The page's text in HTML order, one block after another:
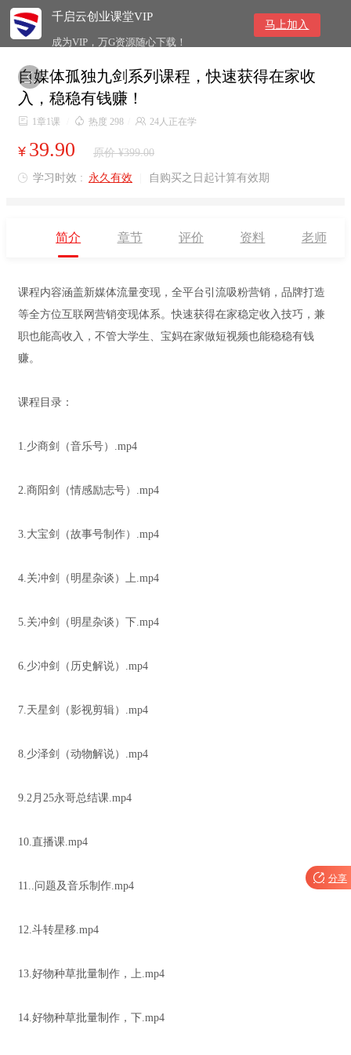
千启云创业课堂VIP
成为VIP，万G资源随心下载！
马上加入

自媒体孤独九剑系列课程，快速获得在家收
入，稳稳有钱赚！
 1章1课  热度 298  24人正在学
¥ 39.90 原价 ¥399.00
 学习时效 : 永久有效 自购买之日起计算有效期
简介 章节 评价 资料 老师
课程内容涵盖新媒体流量变现，全平台引流吸粉营销，品牌打造
等全方位互联网营销变现体系。快速获得在家稳定收入技巧，兼
职也能高收入，不管大学生、宝妈在家做短视频也能稳稳有钱
赚。
课程目录：
1.少商剑（音乐号）.mp4
2.商阳剑（情感励志号）.mp4
3.大宝剑（故事号制作）.mp4
4.关冲剑（明星杂谈）上.mp4
5.关冲剑（明星杂谈）下.mp4
6.少冲剑（历史解说）.mp4
7.天星剑（影视剪辑）.mp4
8.少泽剑（动物解说）.mp4
9.2月25永哥总结课.mp4
10.直播课.mp4
11..问题及音乐制作.mp4
12.斗转星移.mp4
13.好物种草批量制作，上.mp4
14.好物种草批量制作，下.mp4
 分享